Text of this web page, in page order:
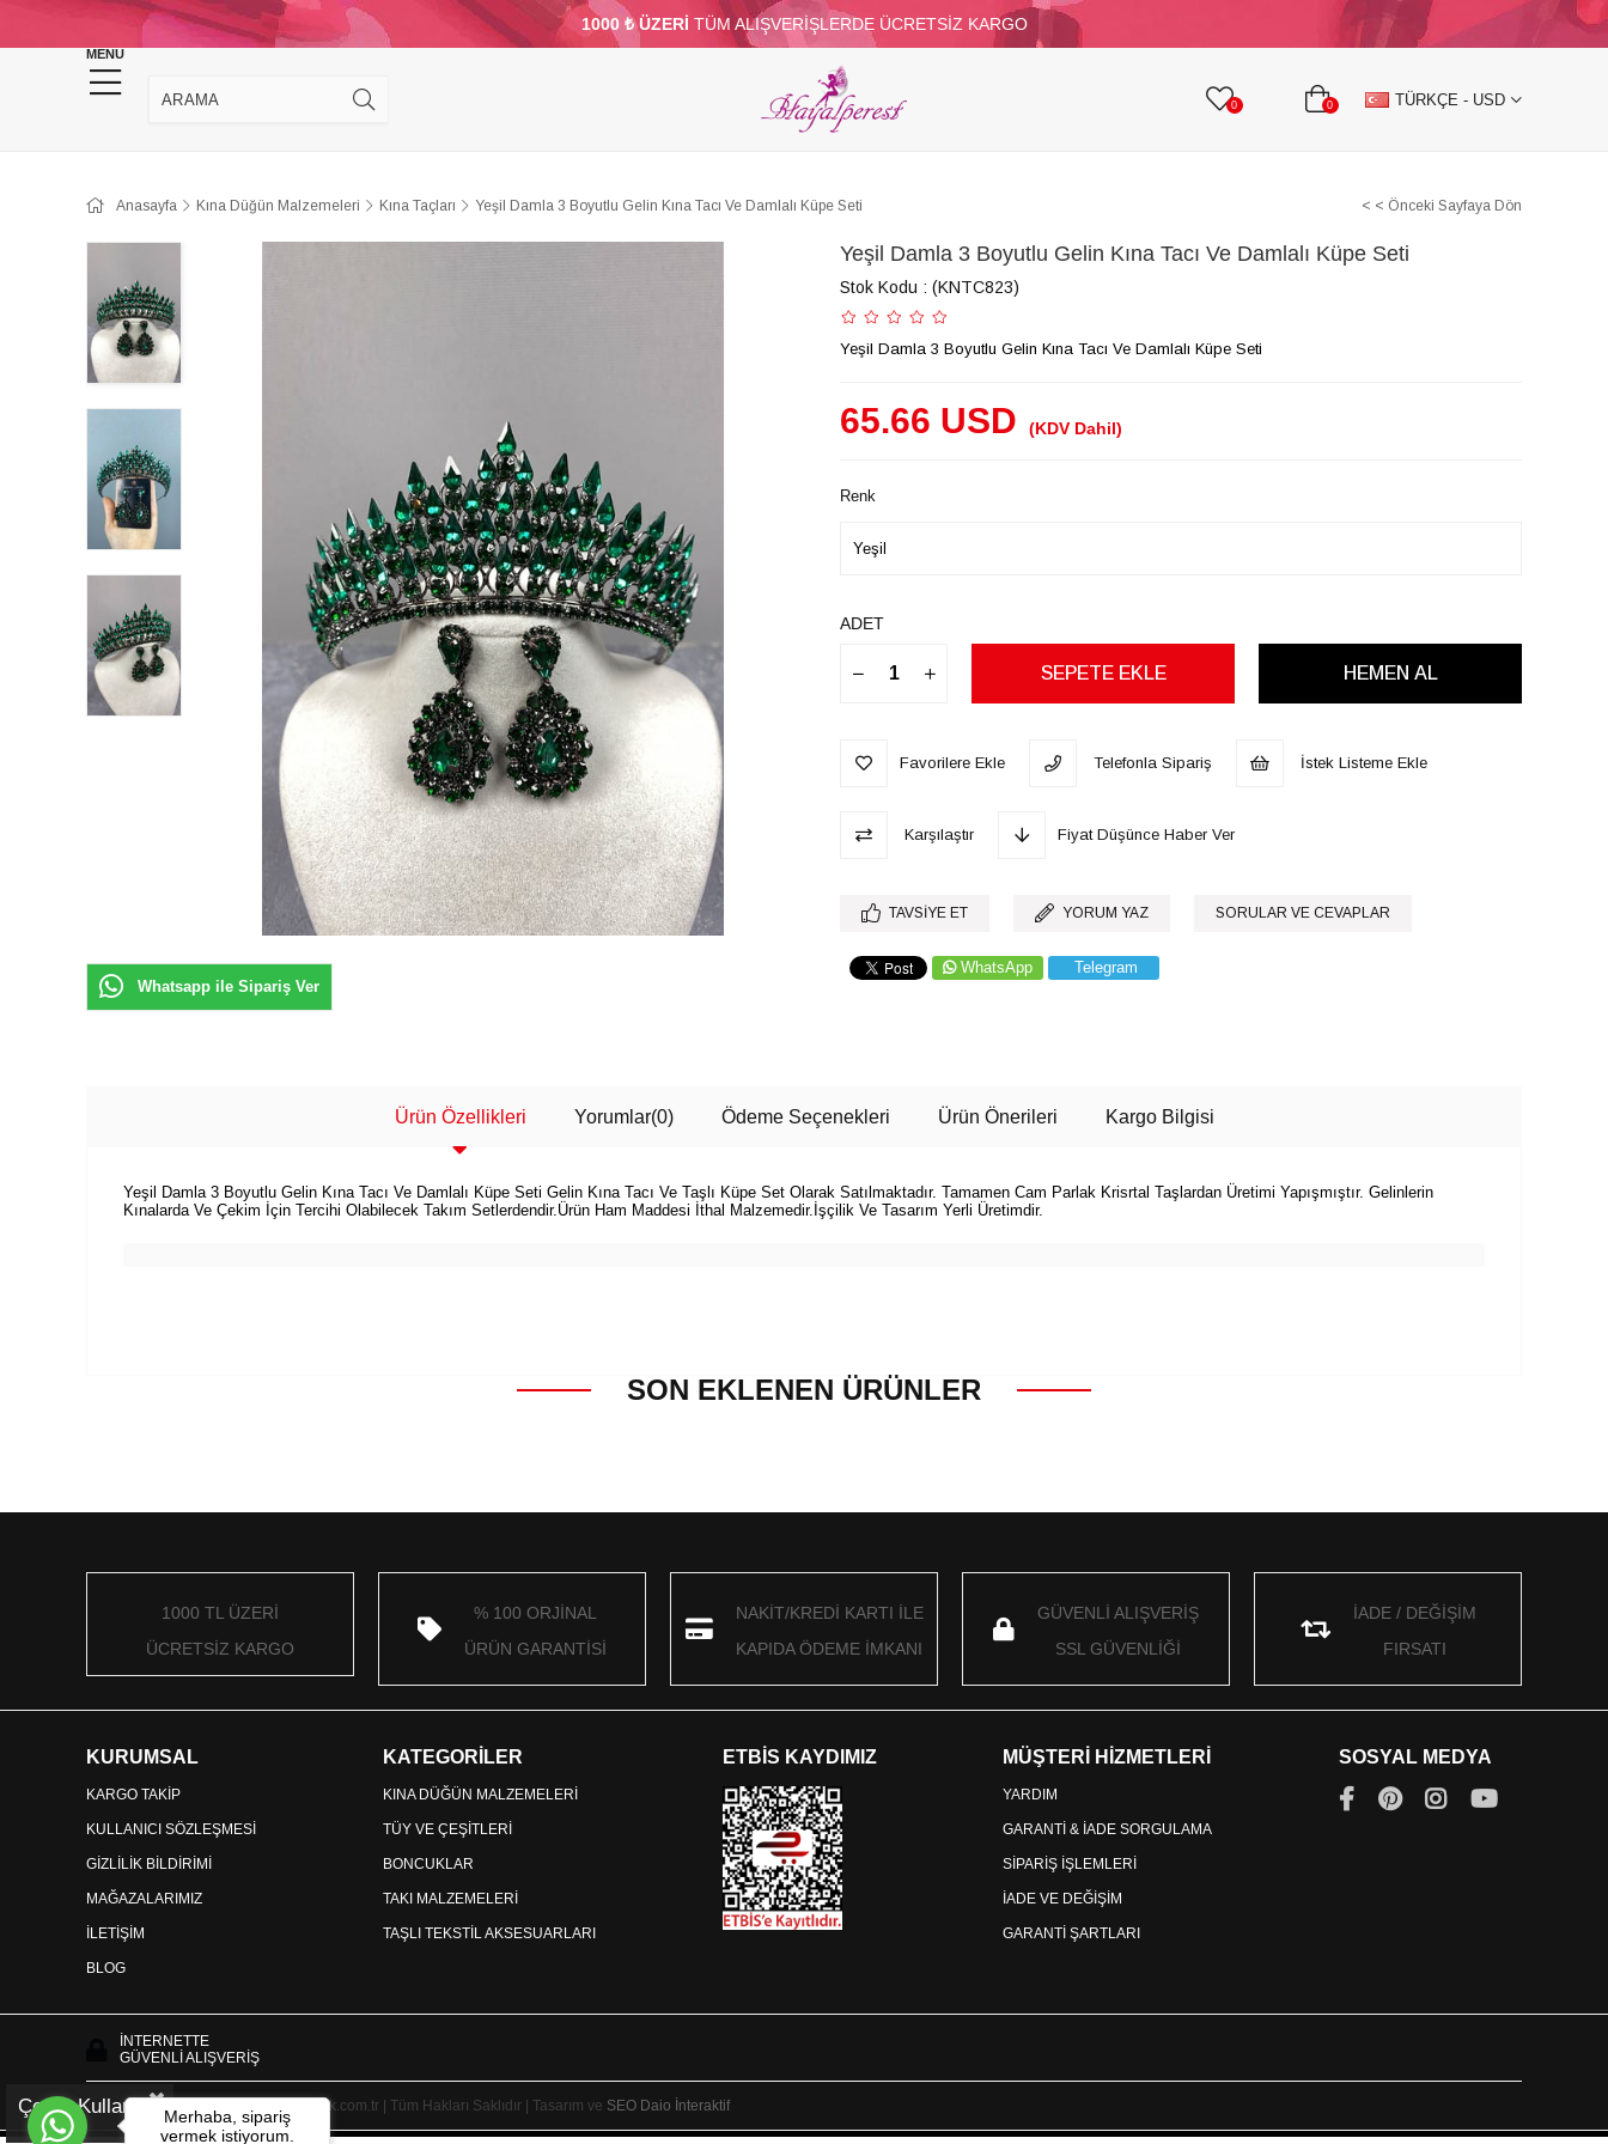
1000 ₺ ÜZERİ TÜM ALIŞVERİŞLERDE ÜCRETSİZ KARGO
MENU
0 0 TÜRKÇE - USD
KINA DÜĞÜN MALZEMELERİ TAKI MALZEMELERİ PARTİ VE SÜS MALZEMELERİ TÜY BONCUKLAR TAŞLI TEKSTİL AKSESUARLARI
TOPTAN DİĞER
Anasayfa Kına Düğün Malzemeleri Kına Taçları Yeşil Damla 3 Boyutlu Gelin Kına Tacı Ve Damlalı Küpe Seti < < Önceki Sayfaya Dön
Whatsapp ile Sipariş Ver
Yeşil Damla 3 Boyutlu Gelin Kına Tacı Ve Damlalı Küpe Seti
Stok Kodu (KNTC823)
Yeşil Damla 3 Boyutlu Gelin Kına Tacı Ve Damlalı Küpe Seti
65.66 USD (KDV Dahil)
Renk
ADET
Favorilere Ekle Telefonla Sipariş İstek Listeme Ekle
Karşılaştır Fiyat Düşünce Haber Ver
TAVSIYE ET YORUM YAZ SORULAR VE CEVAPLAR
WhatsApp Telegram
Ürün Özellikleri Yorumlar(0) Ödeme Seçenekleri Ürün Önerileri Kargo Bilgisi
Yeşil Damla 3 Boyutlu Gelin Kına Tacı Ve Damlalı Küpe Seti Gelin Kına Tacı Ve Taşlı Küpe Set Olarak Satılmaktadır. Tamamen Cam Parlak Krisrtal Taşlardan Üretimi Yapışmıştır. Gelinlerin
Kınalarda Ve Çekim İçin Tercihi Olabilecek Takım Setlerdendir.Ürün Ham Maddesi İthal Malzemedir.İşçilik Ve Tasarım Yerli Üretimdir.
SON EKLENEN ÜRÜNLER
1000 TL ÜZERİ
ÜCRETSİZ KARGO
% 100 ORJİNAL
ÜRÜN GARANTİSİ
NAKİT/KREDİ KARTI İLE
KAPIDA ÖDEME İMKANI
GÜVENLİ ALIŞVERİŞ
SSL GÜVENLİĞİ
İADE / DEĞİŞİM
FIRSATI
KURUMSAL
KARGO TAKİP
KULLANICI SÖZLEŞMESİ
GİZLİLİK BİLDİRİMİ
MAĞAZALARIMIZ
İLETİŞİM
BLOG
KATEGORİLER
KINA DÜĞÜN MALZEMELERİ
TÜY VE ÇEŞİTLERİ
BONCUKLAR
TAKI MALZEMELERİ
TAŞLI TEKSTİL AKSESUARLARI
ETBİS KAYDIMIZ MÜŞTERİ HİZMETLERİ
YARDIM
GARANTİ & İADE SORGULAMA
SİPARİŞ İŞLEMLERİ
İADE VE DEĞİŞİM
GARANTİ ŞARTLARI
SOSYAL MEDYA
İNTERNETTE
GÜVENLİ ALIŞVERİŞ
Copyright © 2025 HayalperestBoncuk.com.tr | Tüm Hakları Saklıdır | Tasarım ve SEO Daio İnteraktif
Çerez KullanımıMerhaba, sipariş
vermek istiyorum.